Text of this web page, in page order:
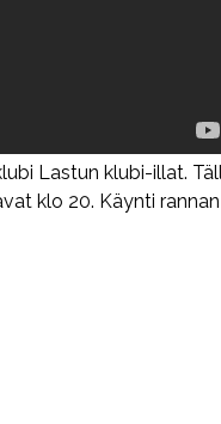
Lastun klubi-illat.
klo 20. Käynti